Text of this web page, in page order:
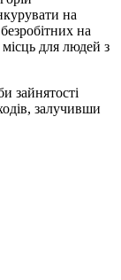
на
на
для людей з
зайнятості
залучивши